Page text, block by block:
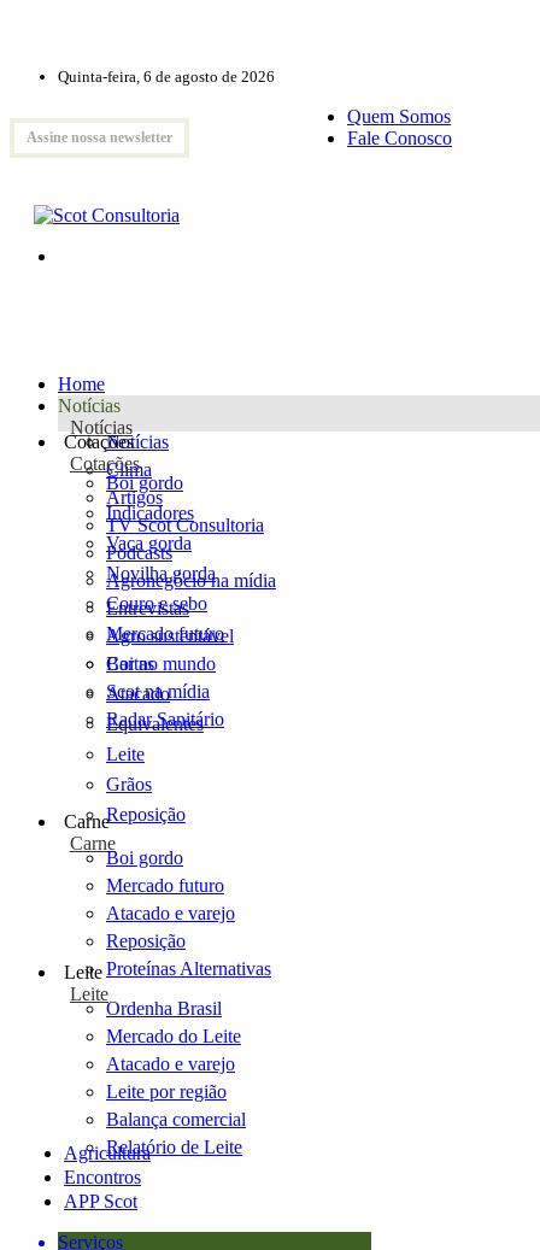
Quinta-feira, 6 de agosto de 2026
Assine nossa newsletter
Quem Somos
Fale Conosco
Home
Notícias
Notícias
Notícias
Clima
Artigos
TV Scot Consultoria
Podcasts
Agronegócio na mídia
Entrevistas
Agro sustentável
Cartas
Scot na mídia
Radar Sanitário
Cotações
Cotações
Boi gordo
Indicadores
Vaca gorda
Novilha gorda
Couro e sebo
Mercado futuro
Boi no mundo
Atacado
Equivalentes
Leite
Grãos
Reposição
Carne
Carne
Boi gordo
Mercado futuro
Atacado e varejo
Reposição
Proteínas Alternativas
Leite
Leite
Ordenha Brasil
Mercado do Leite
Atacado e varejo
Leite por região
Balança comercial
Relatório de Leite
Agricultura
Encontros
APP Scot
Serviços